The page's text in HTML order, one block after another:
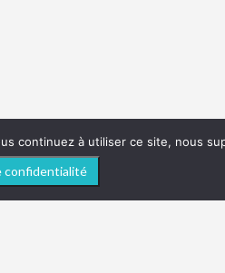
continuez à utiliser ce site, nous
confidentialité